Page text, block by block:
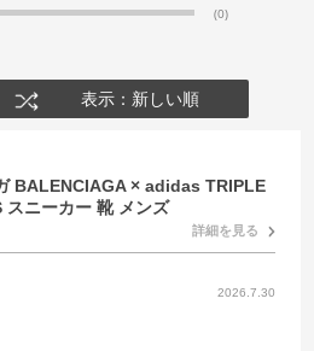
(0)
表示：新しい順
BALENCIAGA × adidas TRIPLE
スニーカー 靴 メンズ
詳細を見る
2026.7.30